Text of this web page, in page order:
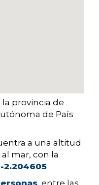
provincia de
de País
a una altitud
mar, con la
2.204605